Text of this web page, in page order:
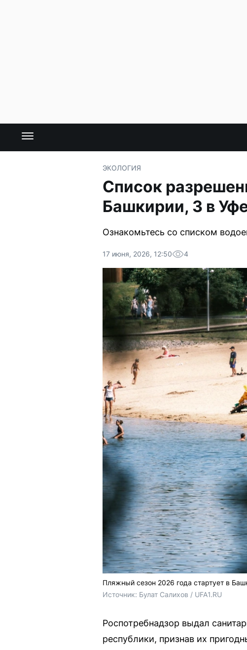
ЭКОЛОГИЯ
Список
Башкирии, 3 в
Ознакомьтесь со списком
17 июня, 2026, 12:50 4
Пляжный сезон 2026 года стартует в
Источник: Булат Салихов / UFA1.RU
Роспотребнадзор выдал
республики, признав их